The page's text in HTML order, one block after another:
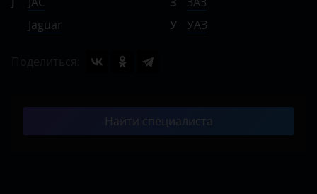
Jaguar
У
УАЗ
Найти специалиста